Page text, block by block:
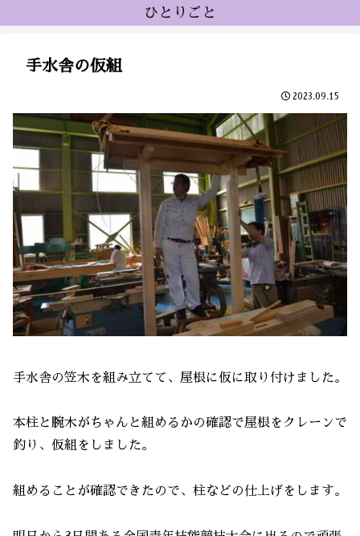
ひとりごと
手水舎の仮組
2023.09.15
手水舎の笠木を組み立てて、屋根に仮に取り付けました。
本柱と腕木がちゃんと組めるかの確認で屋根をクレーンで
釣り、仮組をしました。
組めることが確認できたので、柱などの仕上げをします。